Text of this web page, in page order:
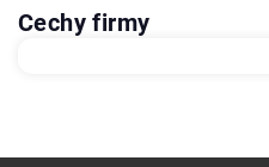
Cechy firmy